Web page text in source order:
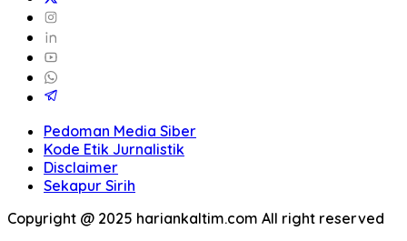
Pedoman Media Siber
Kode Etik Jurnalistik
Disclaimer
Sekapur Sirih
Copyright @ 2025 hariankaltim.com All right reserved